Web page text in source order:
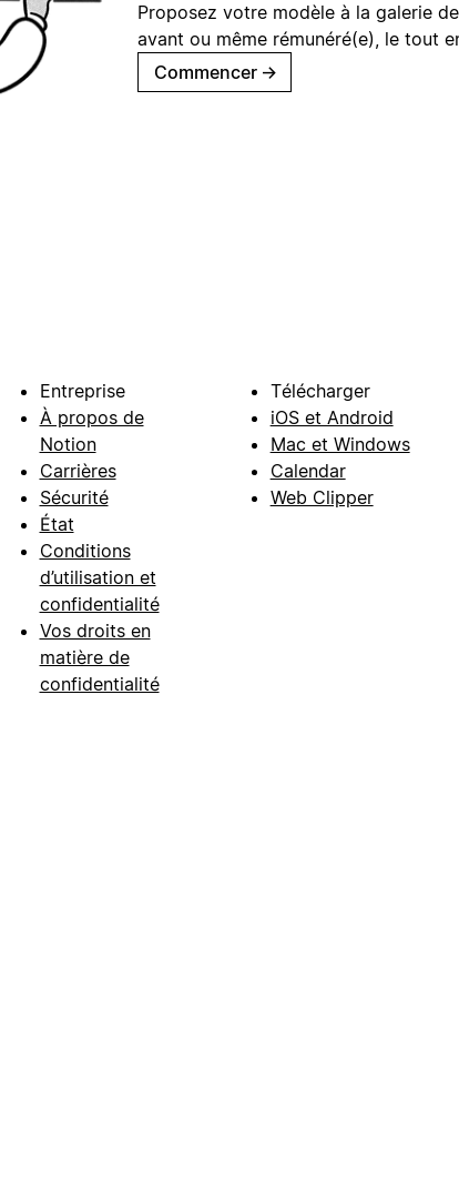
Proposez votre modèle à la galerie
avant ou même rémunéré(e), le tout
Commencer →
Entreprise
À propos de
Notion
Carrières
Sécurité
État
Conditions
d’utilisation et
confidentialité
Vos droits en
matière de
confidentialité
Télécharger
iOS et Android
Mac et Windows
Calendar
Web Clipper